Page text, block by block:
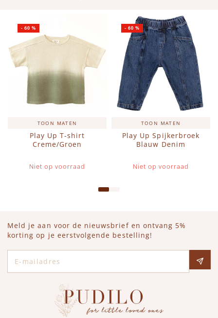
TOON MATEN
Play Up T-shirt
Creme/Groen
Niet op voorraad
-60 %
TOON MATEN
Play Up Spijkerbroek
Blauw Denim
Niet op voorraad
-60 %
Meld je aan voor de nieuwsbrief en ontvang 5%
korting op je eerstvolgende bestelling!